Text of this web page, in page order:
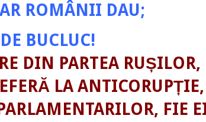
ROMÂNII DAU;
DE BUCLUC!
DIN PARTEA RUȘILOR,
LA
FIE